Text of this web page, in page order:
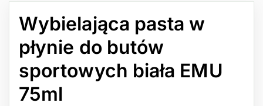
Wybielająca pasta w
płynie do butów
sportowych biała EMU
75ml